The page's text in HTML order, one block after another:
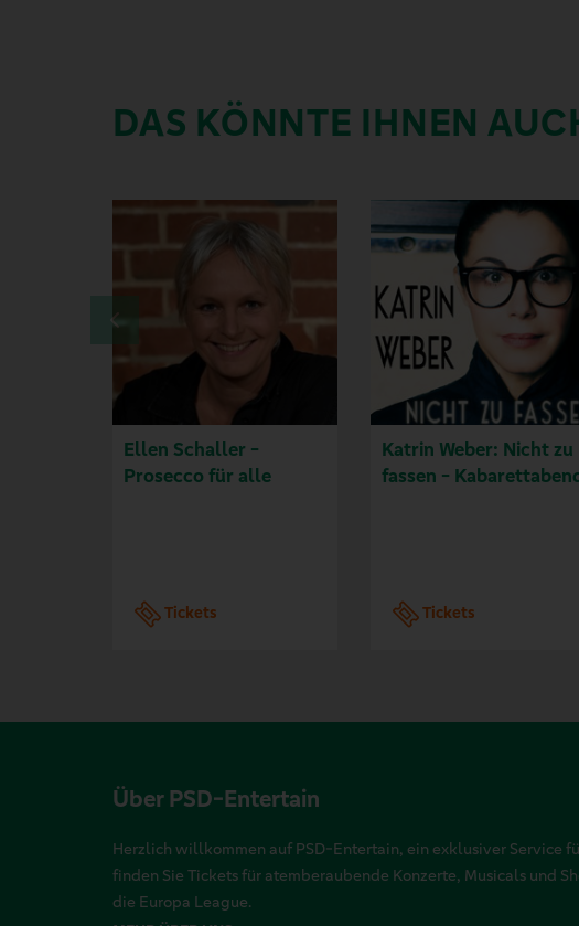
DAS KÖNNTE IHNEN
Ellen Schaller -
Prosecco für alle
Tickets
Katrin Weber: Nicht zu
fassen -
Tickets
Über PSD-Entertain
Herzlich willkommen auf PSD-Entertain, ein exklusiver Service
finden Sie Tickets für atemberaubende Konzerte, Musicals und
die Europa League.